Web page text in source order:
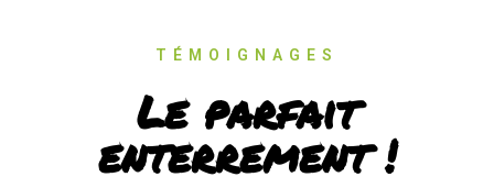
TÉMOIGNAGES
Le parfait
enterrement !